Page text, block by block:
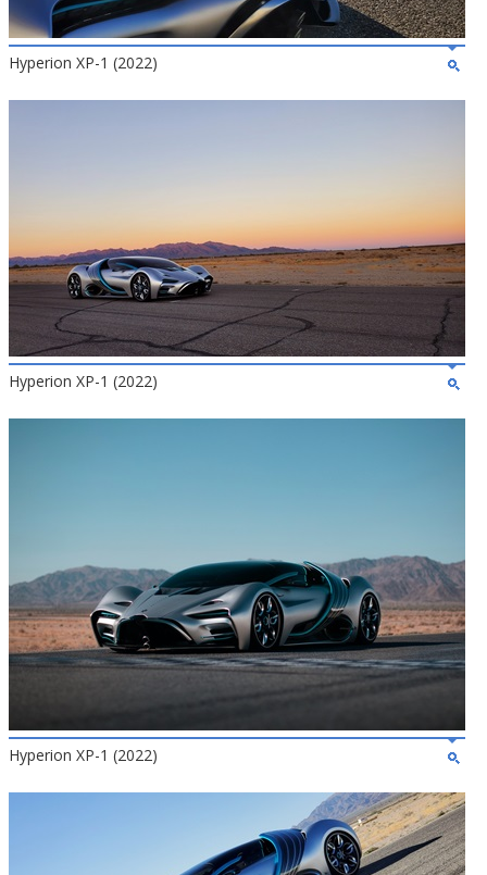
Hyperion XP-1 (2022)
Hyperion XP-1 (2022)
Hyperion XP-1 (2022)